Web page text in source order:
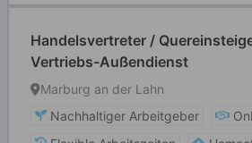
Handelsvertreter /
Vertriebs-Außendienst
Marburg an der Lahn
Nachhaltiger Arbeitgeber